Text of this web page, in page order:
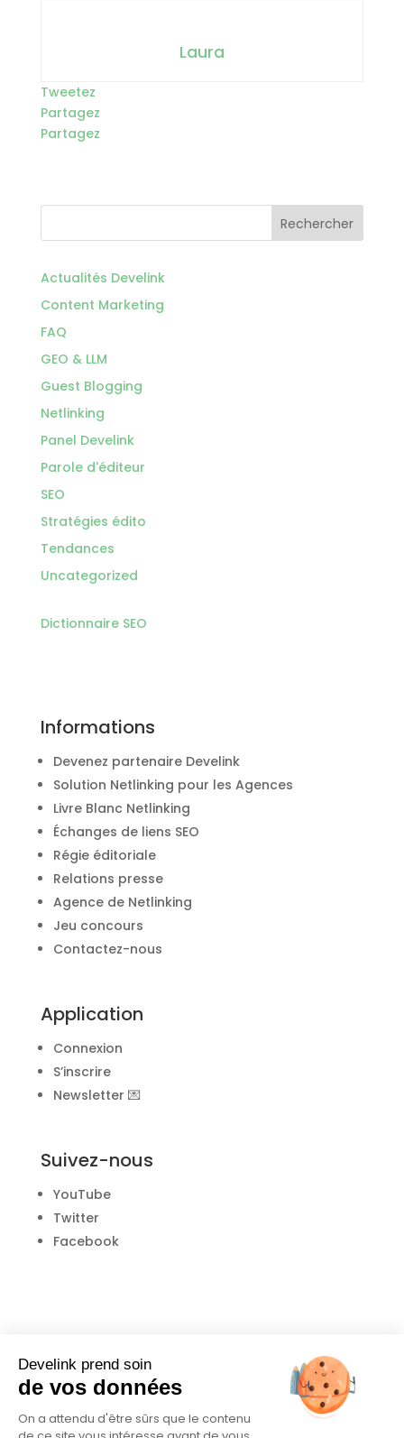
Laura
Tweetez
Partagez
Partagez
Rechercher
Actualités Develink
Content Marketing
FAQ
GEO & LLM
Guest Blogging
Netlinking
Panel Develink
Parole d'éditeur
SEO
Stratégies édito
Tendances
Uncategorized
Dictionnaire SEO
Informations
Devenez partenaire Develink
Solution Netlinking pour les Agences
Livre Blanc Netlinking
Échanges de liens SEO
Régie éditoriale
Relations presse
Agence de Netlinking
Jeu concours
Contactez-nous
Application
Connexion
S’inscrire
Newsletter 💌
Suivez-nous
YouTube
Twitter
Facebook
Develink prend soin
de vos données
On a attendu d'être sûrs que le contenu